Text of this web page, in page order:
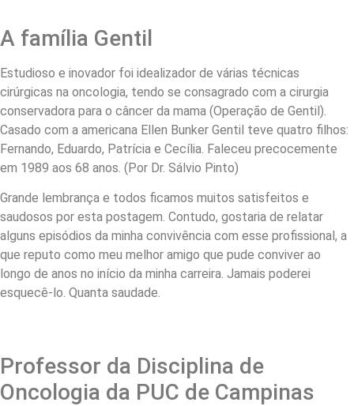
A família Gentil
Estudioso e inovador foi idealizador de várias técnicas
cirúrgicas na oncologia, tendo se consagrado com a cirurgia
conservadora para o câncer da mama (Operação de Gentil).
Casado com a americana Ellen Bunker Gentil teve quatro filhos:
Fernando, Eduardo, Patrícia e Cecília. Faleceu precocemente
em 1989 aos 68 anos. (Por Dr. Sálvio Pinto)
Grande lembrança e todos ficamos muitos satisfeitos e
saudosos por esta postagem. Contudo, gostaria de relatar
alguns episódios da minha convivência com esse profissional, a
que reputo como meu melhor amigo que pude conviver ao
longo de anos no início da minha carreira. Jamais poderei
esquecê-lo. Quanta saudade.
Professor da Disciplina de
Oncologia da PUC de Campinas